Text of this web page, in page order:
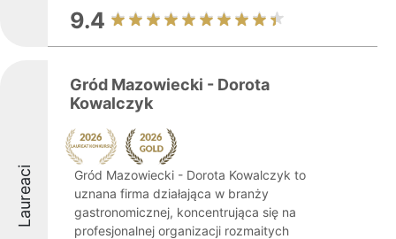
9.4
Laureaci
Gród Mazowiecki - Dorota
Kowalczyk
Gród Mazowiecki - Dorota Kowalczyk to
uznana firma działająca w branży
gastronomicznej, koncentrująca się na
profesjonalnej organizacji rozmaitych